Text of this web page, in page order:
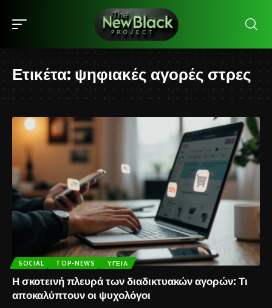
Ετικέτα: ψηφιακές αγορές στρες
SOCIAL TOP-NEWS ΥΓΕΊΑ
Η σκοτεινή πλευρά των διαδικτυακών αγορών: Τι
αποκαλύπτουν οι ψυχολόγοι